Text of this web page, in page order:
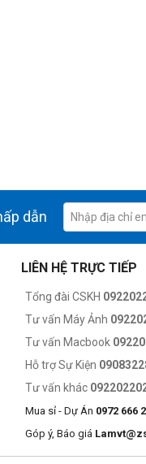
dẫn
LIÊN HỆ TRỰC TIẾP
Tổng đài CSKH
Tư vấn Máy Ảnh
Tư vấn Macbook
Hỗ trợ Sự Kiện
Tư vấn khác
Mua sỉ - Dự Án 0972 666
Góp ý, Báo giá